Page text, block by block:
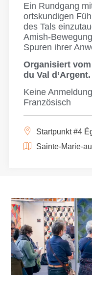
Ein Rundgang
ortskundigen
des Tals
Amish-
Spuren ihrer
Organisiert vom
du Val d’Argent.
Keine
Französisch
Startpunkt #4
Sainte-Marie-